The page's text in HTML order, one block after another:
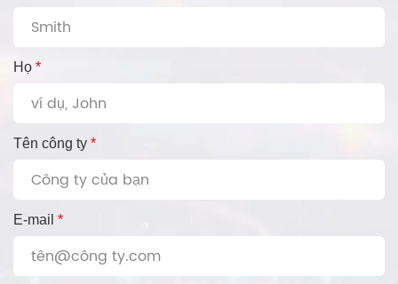
Họ *
Tên công ty *
E-mail *